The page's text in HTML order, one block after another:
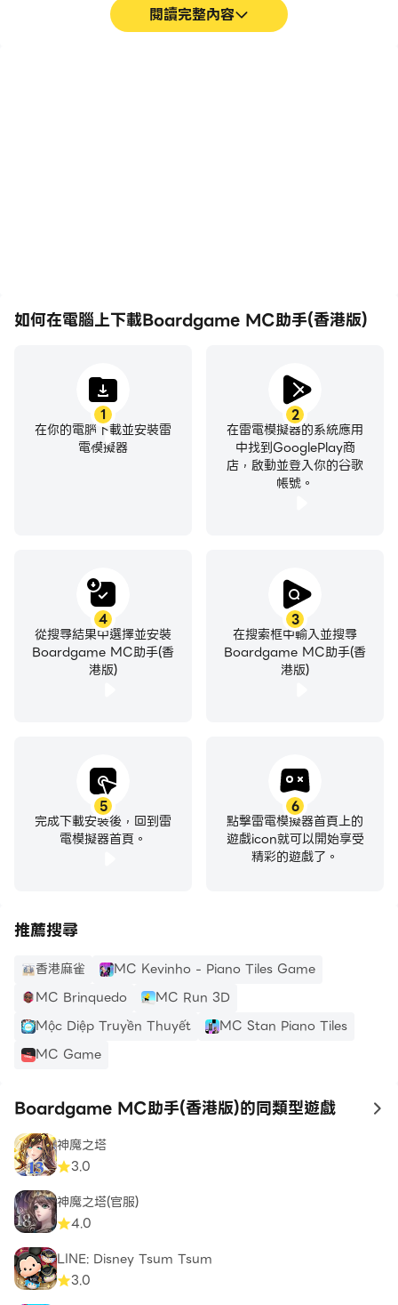
閱讀完整內容
如何在電腦上下載Boardgame MC助手(香港版)
1
在你的電腦下載並安裝雷
電模擬器
2
在雷電模擬器的系統應用
中找到GooglePlay商
店，啟動並登入你的谷歌
帳號。
3
在搜索框中輸入並搜尋
Boardgame MC助手(香
港版)
4
從搜尋結果中選擇並安裝
Boardgame MC助手(香
港版)
5
完成下載安裝後，回到雷
電模擬器首頁。
6
點擊雷電模擬器首頁上的
遊戲icon就可以開始享受
精彩的遊戲了。
推薦搜尋
香港麻雀
MC Kevinho - Piano Tiles Game
MC Brinquedo
MC Run 3D
Mộc Diệp Truyền Thuyết
MC Stan Piano Tiles
MC Game
Boardgame MC助手(香港版)的同類型遊戲 to
神魔之塔
3.0
神魔之塔(官服)
4.0
LINE: Disney Tsum Tsum
3.0